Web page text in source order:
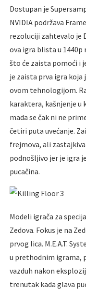
Dostupan je
NVIDIA podržava
rezoluciji zahtevalo je
ova igra blista u
što će zaista pomoći i
je zaista prva igra koja
ovom tehnologijom.
karaktera, kašnjenje
mada se čak ni ne
četiri puta uvećanje.
frejmova, ali
podnošljivo jer je igra
pucačina.
Modeli igrača za
Zedova. Fokus je na
prvog lica. M.E.A.T.
u prethodnim igrama,
vazduh nakon
trenutak kada glava